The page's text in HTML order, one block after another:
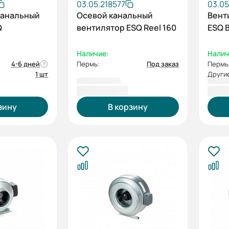
4-6 дней
1 шт
03.05.218577
Осевой канальный
вентилятор ESQ Reel 160
Наличие:
Пермь: Под заказ
В корзину
ESQ